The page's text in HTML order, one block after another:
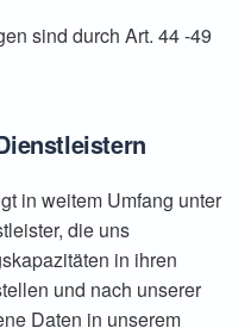
sind durch Art. 44 -49
in weitem Umfang unter
die uns
in ihren
und nach unserer
Daten in unserem